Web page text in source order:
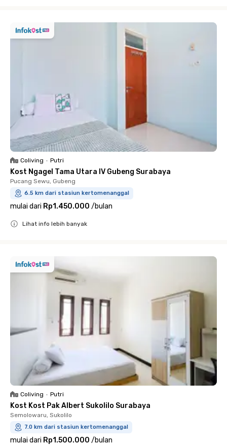
Coliving • Putri
Kost Ngagel Tama Utara IV Gubeng Surabaya
Pucang Sewu, Gubeng
6.5 km dari stasiun kertomenanggal
mulai dari Rp1.450.000 /bulan
Lihat info lebih banyak
Coliving • Putri
Kost Kost Pak Albert Sukolilo Surabaya
Semolowaru, Sukolilo
7.0 km dari stasiun kertomenanggal
mulai dari Rp1.500.000 /bulan